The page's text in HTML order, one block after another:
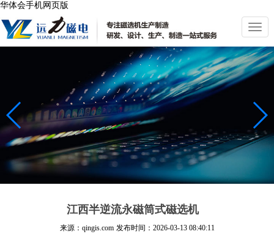
华体会手机网页版
切
换
导
航
江西半逆流永磁筒式磁选机
来源：qingis.com 发布时间： 2026-03-13 08:40:11